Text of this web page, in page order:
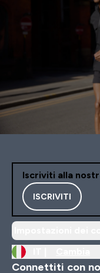
Iscriviti alla
ISCRIVITI
Connettiti con